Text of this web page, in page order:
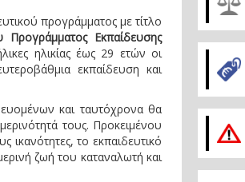
προγράμματος με τίτλο
Εκπαίδευσης
ηλικίας έως 29 ετών οι
εκπαίδευση και
και ταυτόχρονα θα
τους. Προκειμένου
το εκπαιδευτικό
ζωή του καταναλωτή και